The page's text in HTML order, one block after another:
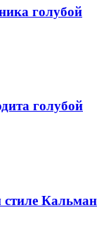
голубой
голубой
стиле Кальман